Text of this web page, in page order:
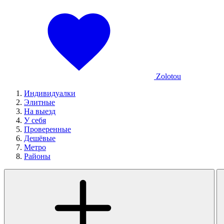
Zolotou
Индивидуалки
Элитные
На выезд
У себя
Проверенные
Дешёвые
Метро
Районы